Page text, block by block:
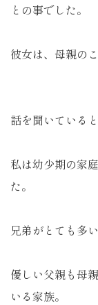
との事でした。
彼女は、母親の
話を聞いている
私は幼少期の家
た。
兄弟がとても多
優しい父親も母
いる家族。